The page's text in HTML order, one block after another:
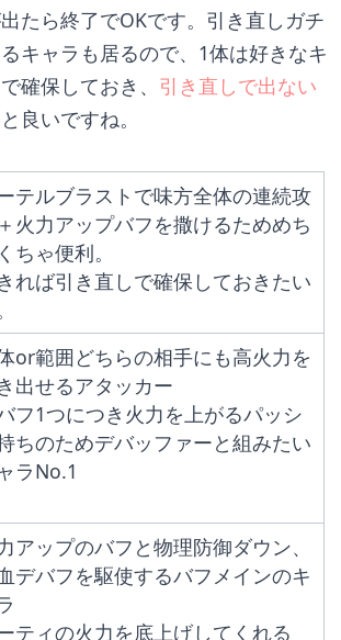
たら終了でOKです。引き直しガチ
キャラも居るので、1体は好きなキ
確保しておき、 引き直しで出ない
と良いですね。
テルブラストで味方全体の連続攻
火力アップバフを撒けるためめち
ちゃ便利。
れば引き直しで確保しておきたい
or範囲どちらの相手にも高火力を
出せるアタッカー
フ1つにつき火力を上がるパッシ
ちのためデバッファーと組みたい
ラNo.1
アップのバフと物理防御ダウン、
デバフを駆使するバフメインのキ
ティの火力を底上げしてくれる